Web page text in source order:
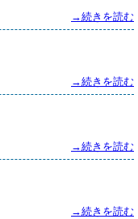
→続きを読む
→続きを読む
→続きを読む
→続きを読む